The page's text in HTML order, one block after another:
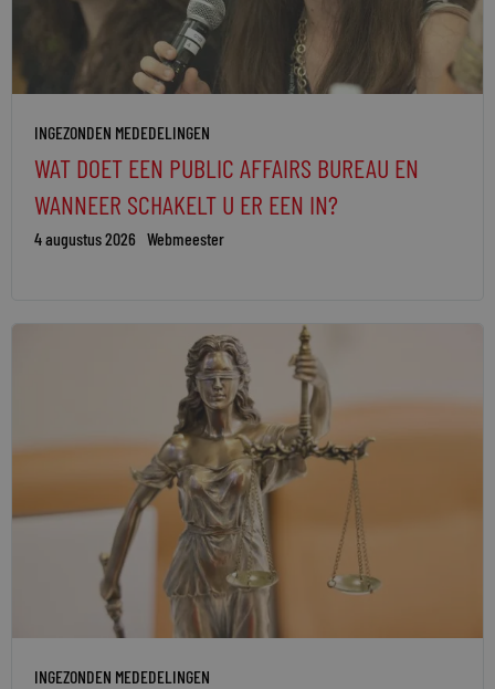
INGEZONDEN MEDEDELINGEN
WAT DOET EEN PUBLIC AFFAIRS BUREAU EN
WANNEER SCHAKELT U ER EEN IN?
4 augustus 2026 Webmeester
INGEZONDEN MEDEDELINGEN